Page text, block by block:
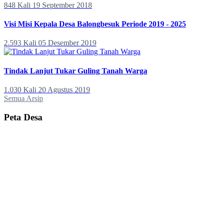
848 Kali 19 September 2018
Visi Misi Kepala Desa Balongbesuk Periode 2019 - 2025
2.593 Kali 05 Desember 2019
Tindak Lanjut Tukar Guling Tanah Warga
1.030 Kali 20 Agustus 2019
Semua Arsip
Peta Desa